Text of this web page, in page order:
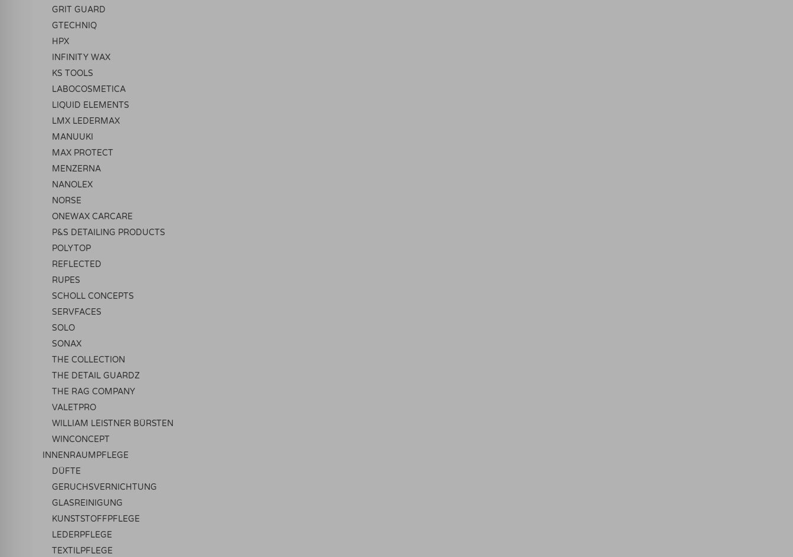
GRIT GUARD
GTECHNIQ
HPX
INFINITY WAX
KS TOOLS
LABOCOSMETICA
LIQUID ELEMENTS
LMX LEDERMAX
MANUUKI
MAX PROTECT
MENZERNA
NANOLEX
NORSE
ONEWAX CARCARE
P&S DETAILING PRODUCTS
POLYTOP
REFLECTED
RUPES
SCHOLL CONCEPTS
SERVFACES
SOLO
SONAX
THE COLLECTION
THE DETAIL GUARDZ
THE RAG COMPANY
VALETPRO
WILLIAM LEISTNER BÜRSTEN
WINCONCEPT
INNENRAUMPFLEGE
DÜFTE
GERUCHSVERNICHTUNG
GLASREINIGUNG
KUNSTSTOFFPFLEGE
LEDERPFLEGE
TEXTILPFLEGE